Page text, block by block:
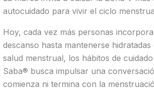
autocuidado para vivir el ciclo
Hoy, cada vez más personas
descanso hasta mantenerse
salud menstrual, los hábitos de
Saba® busca impulsar una
comienza ni termina con la